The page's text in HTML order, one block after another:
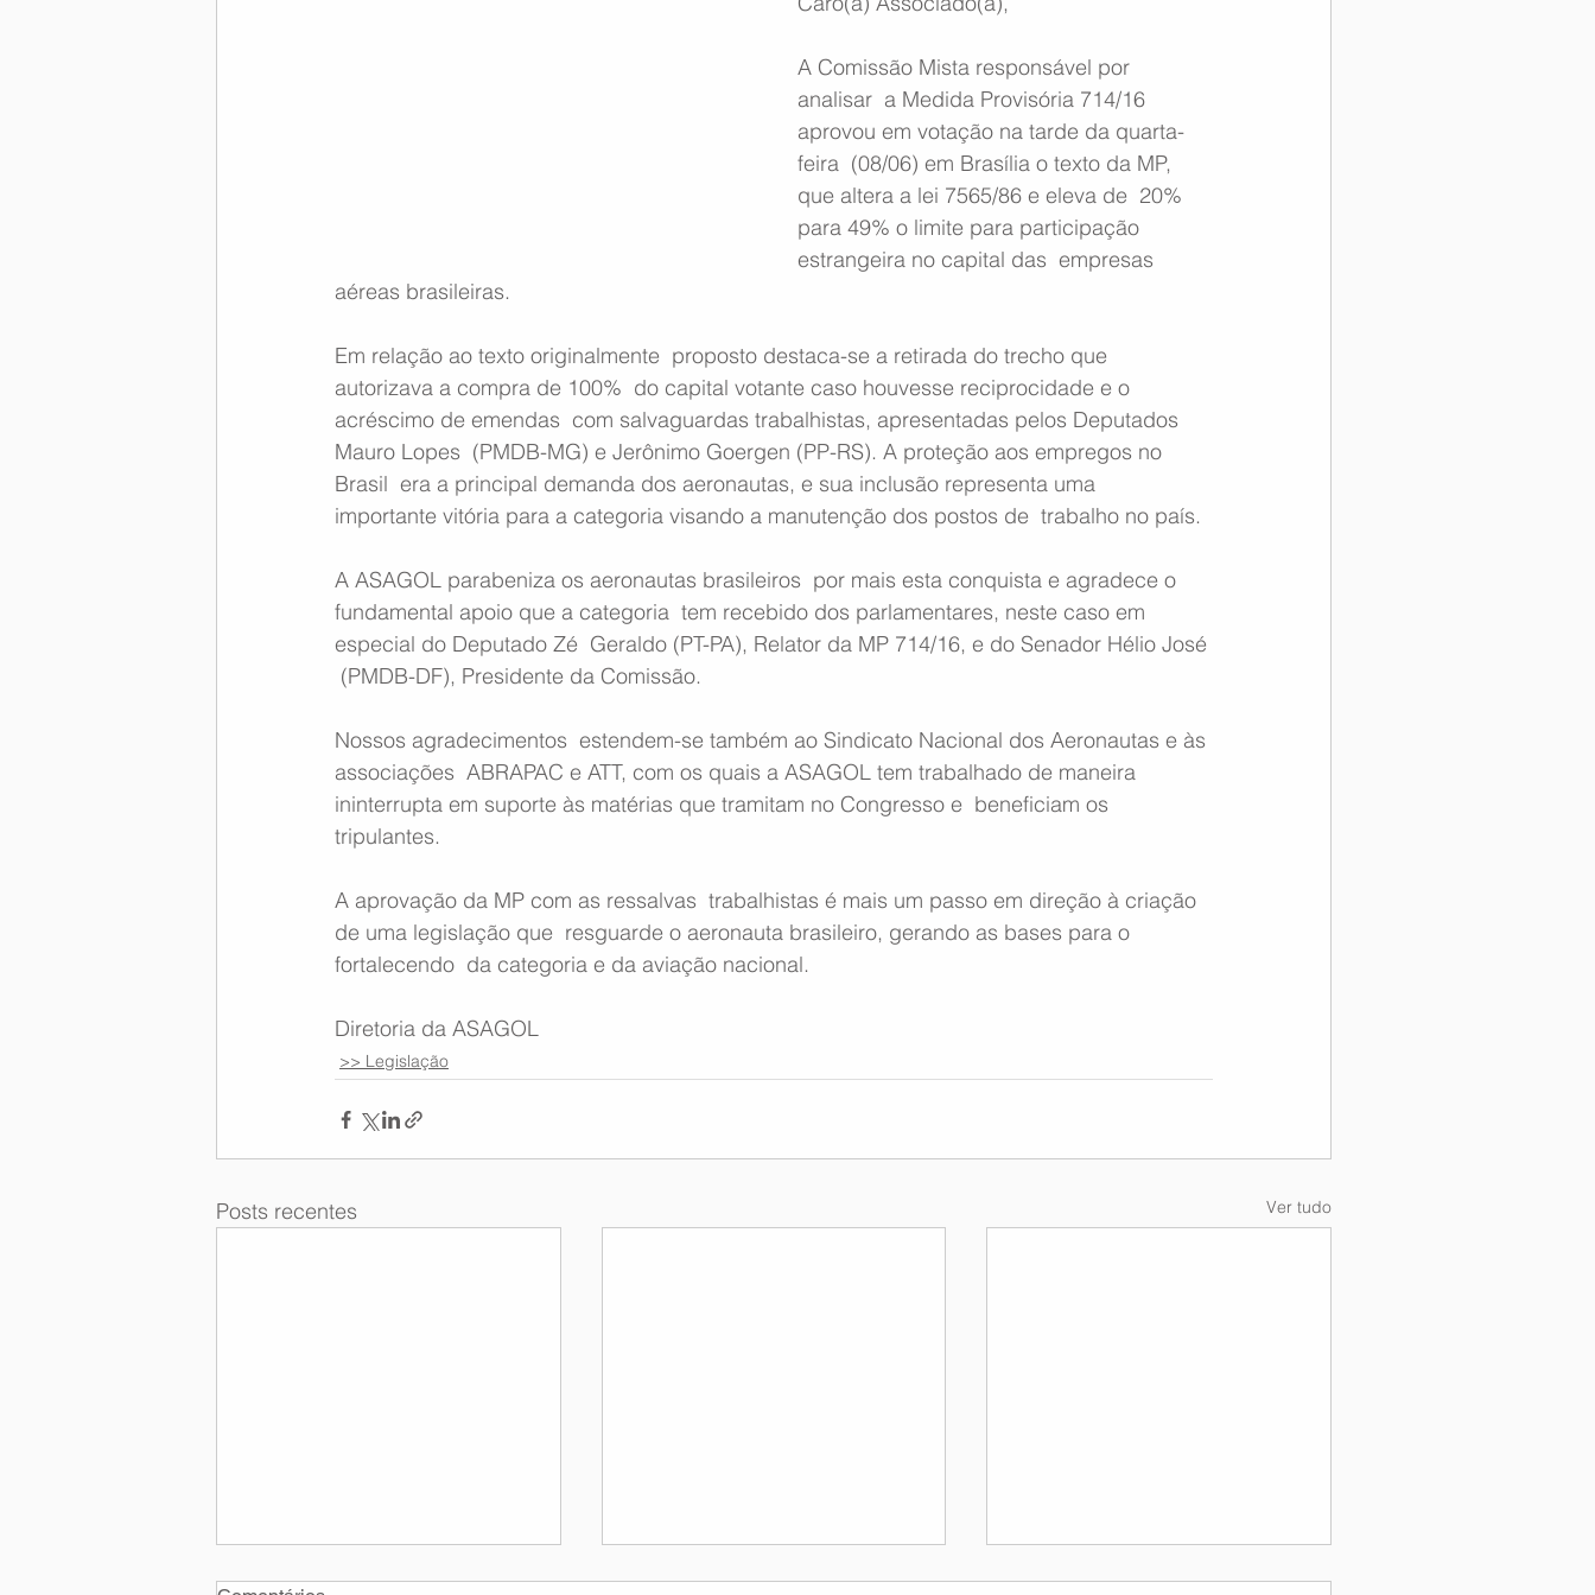
A Comissão Mista responsável por
analisar  a Medida Provisória 714/16
aprovou em votação na tarde da quarta-
feira  (08/06) em Brasília o texto da MP,
que altera a lei 7565/86 e eleva de  20%
para 49% o limite para participação
estrangeira no capital das  empresas
aéreas brasileiras.
Em relação ao texto originalmente  proposto destaca-se a retirada do trecho que
autorizava a compra de 100%  do capital votante caso houvesse reciprocidade e o
acréscimo de emendas  com salvaguardas trabalhistas, apresentadas pelos Deputados
Mauro Lopes  (PMDB-MG) e Jerônimo Goergen (PP-RS). A proteção aos empregos no
Brasil  era a principal demanda dos aeronautas, e sua inclusão representa uma
importante vitória para a categoria visando a manutenção dos postos de  trabalho no país.
A ASAGOL parabeniza os aeronautas brasileiros  por mais esta conquista e agradece o
fundamental apoio que a categoria  tem recebido dos parlamentares, neste caso em
especial do Deputado Zé  Geraldo (PT-PA), Relator da MP 714/16, e do Senador Hélio José
(PMDB-DF), Presidente da Comissão.
Nossos agradecimentos  estendem-se também ao Sindicato Nacional dos Aeronautas e às
associações  ABRAPAC e ATT, com os quais a ASAGOL tem trabalhado de maneira
ininterrupta em suporte às matérias que tramitam no Congresso e  beneficiam os
tripulantes.
A aprovação da MP com as ressalvas  trabalhistas é mais um passo em direção à criação
de uma legislação que  resguarde o aeronauta brasileiro, gerando as bases para o
fortalecendo  da categoria e da aviação nacional.
Diretoria da ASAGOL
>> Legislação
Posts recentes Ver tudo